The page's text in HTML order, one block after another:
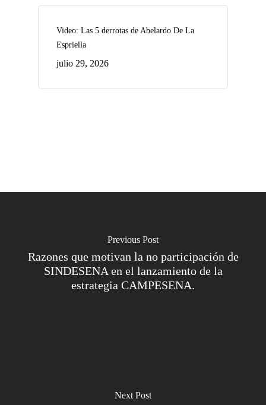
Video: Las 5 derrotas de Abelardo De La
Espriella
julio 29, 2026
Previous Post
Razones que motivan la no participación de
SINDESENA en el lanzamiento de la
estrategia CAMPESENA.
Next Post